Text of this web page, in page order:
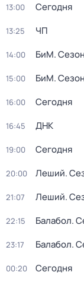
13:00 Сегодня
13:25 ЧП
14:00 БиМ.
15:00 БиМ.
16:00 Сегодня
16:45 ДНК
19:00 Сегодня
20:00 Леший.
21:07 Леший.
22:15 Балабол.
23:17 Балабол.
00:20 Сегодня